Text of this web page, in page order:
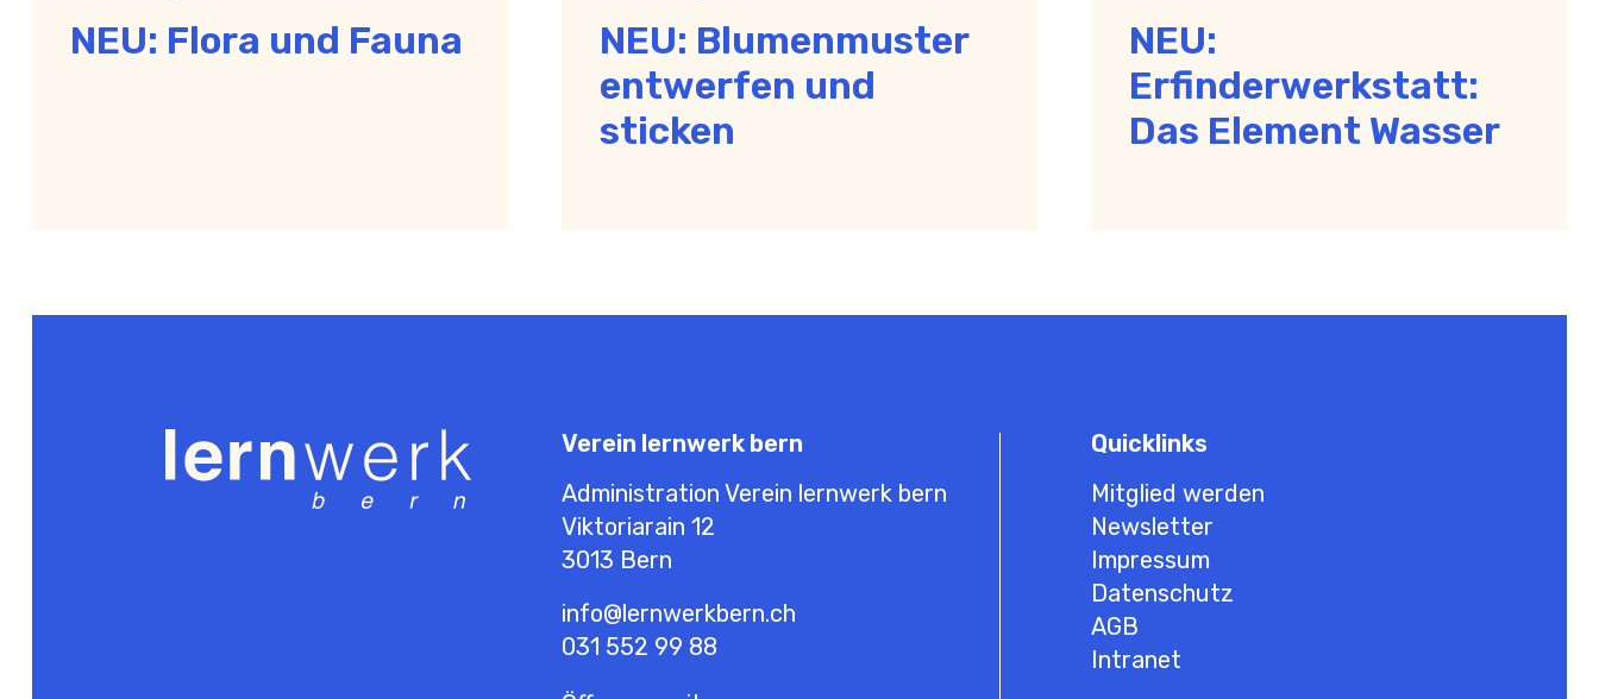
NEU: Flora und Fauna
NEU: Blumenmuster
entwerfen und
sticken
NEU:
Erfinderwerkstatt:
Das Element Wasser
Verein lernwerk bern
Administration Verein lernwerk bern
Viktoriarain 12
3013 Bern
info@lernwerkbern.ch
031 552 99 88
Quicklinks
Mitglied werden
Newsletter
Impressum
Datenschutz
AGB
Intranet